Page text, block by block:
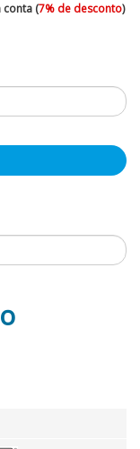
(7% de desconto)